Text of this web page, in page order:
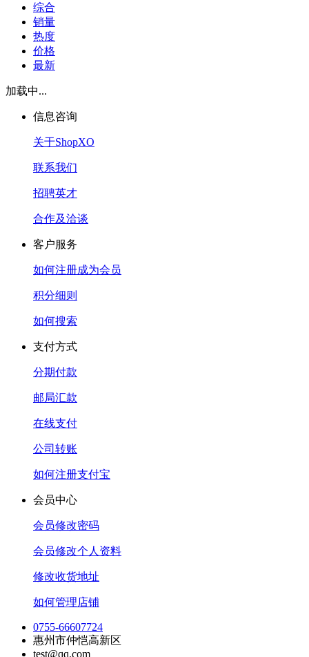
综合
销量
热度
价格
最新
加载中...
信息咨询
关于ShopXO
联系我们
招聘英才
合作及洽谈
客户服务
如何注册成为会员
积分细则
如何搜索
支付方式
分期付款
邮局汇款
在线支付
公司转账
如何注册支付宝
会员中心
会员修改密码
会员修改个人资料
修改收货地址
如何管理店铺
0755-66607724
惠州市仲恺高新区
test@qq.com